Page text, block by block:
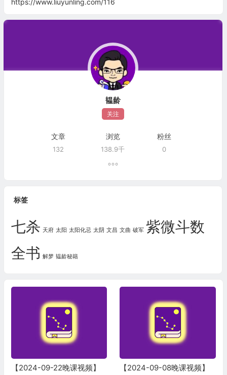
韫龄
关注
文章
132
浏览
138.9千
粉丝
0
标签
七杀 天府 太阳 太阳化忌 太阴 文昌 文曲 破军 紫微斗数
全书 解梦 韫龄秘籍
【2024-09-22晚课视频】
【2024-09-08晚课视频】